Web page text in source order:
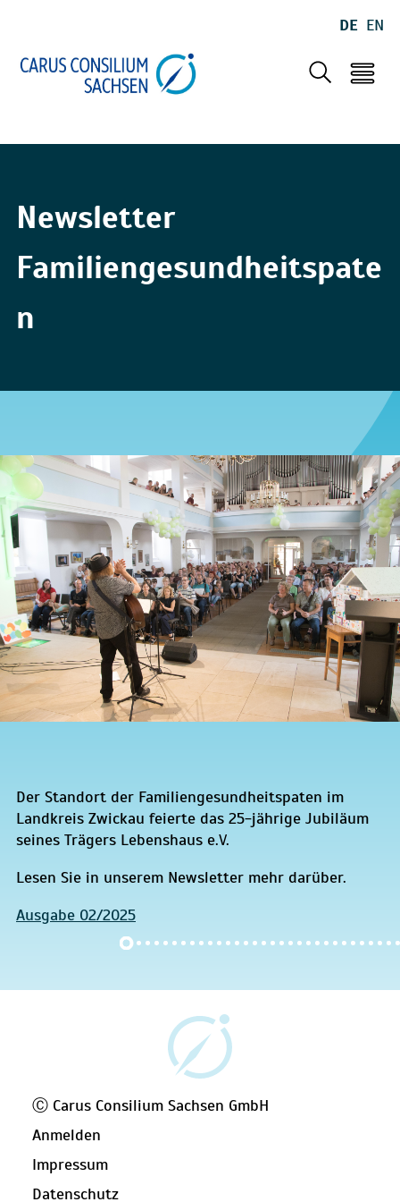
DE EN
Newsletter
Familiengesundheitspate
n
Der Standort der Familiengesundheitspaten im
Landkreis Zwickau feierte das 25-jährige Jubiläum
seines Trägers Lebenshaus e.V.
Lesen Sie in unserem Newsletter mehr darüber.
Ausgabe 02/2025
Ⓒ Carus Consilium Sachsen GmbH
Anmelden
Impressum
Datenschutz